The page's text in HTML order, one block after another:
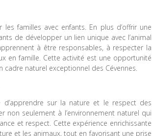
familles avec enfants. En plus d’offrir une
de développer un lien unique avec l’animal
à être responsables, à respecter la
en famille. Cette activité est une opportunité
naturel exceptionnel des Cévennes.
sur la nature et le respect des
non seulement à l’environnement naturel qui
et respect. Cette expérience enrichissante
et les animaux, tout en favorisant une prise